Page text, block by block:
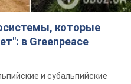
которые
в Greenpeace
и субальпийские